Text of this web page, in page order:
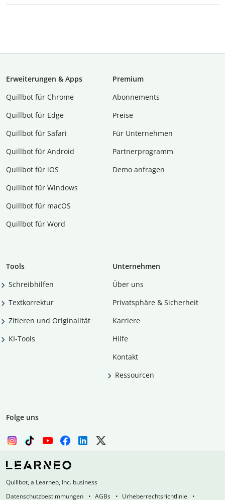
Erweiterungen & Apps
Quillbot für Chrome
Quillbot für Edge
Quillbot für Safari
Quillbot für Android
Quillbot für iOS
Quillbot für Windows
Quillbot für macOS
Quillbot für Word
Premium
Abon­ne­ments
Preise
Für Unternehmen
Partnerprogramm
Demo anfragen
Tools
Schreibhilfen
Textkorrektur
Zitieren und Originalität
KI-Tools
Unternehmen
Über uns
Privatsphäre & Sicherheit
Karriere
Hilfe
Kontakt
Ressourcen
Folge uns
Quillbot, a Learneo, Inc. business
Datenschutzbestimmungen
AGBs Urheberrechtsrichtlinie